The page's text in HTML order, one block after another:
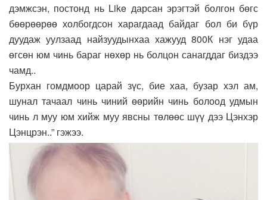
дэмжсэн, постонд нь Like дарсан эрэгтэй болгон бөгс
бөөрөөрөө холбогдсон харагдаад байдаг бол би бүр
дуудаж уулзаад найзуудынхаа хажууд 800К нэг удаа
өгсөн юм чинь бараг нөхөр нь болцон санагддаг биздээ
чамд..
Бурхан гомдмоор царай зүс, бие хаа, бузар хэл ам,
шунал тачаал чинь чиний өөрийн чинь болоод удмын
чинь л муу юм хийж муу явсны төлөөс шүү дээ Цэнхэр
Цэнцрэн..” гэжээ.